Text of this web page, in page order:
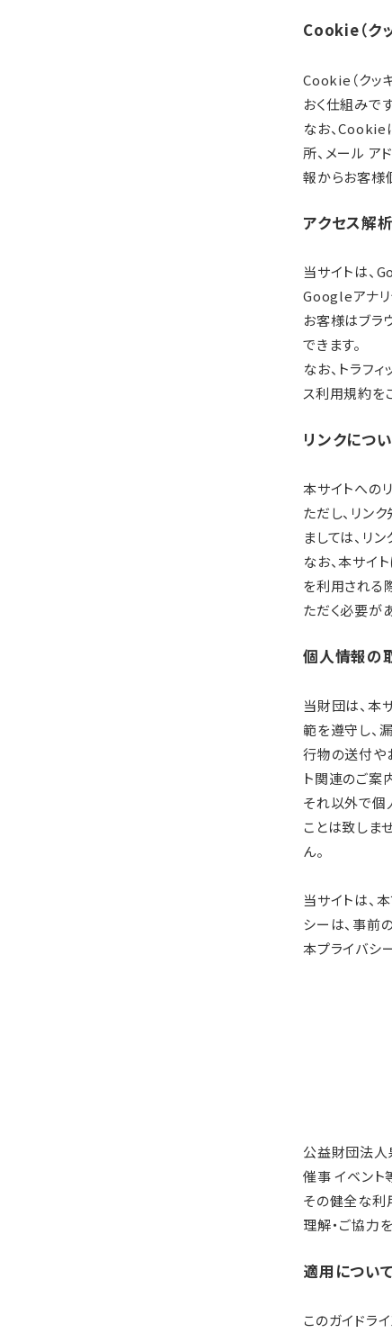
Cookie（ク
Cookie（クッ
おく仕組みです
なお、Cookie
所、メール ア
報からお客様
アクセス解
当サイトは、
Googleアナリ
お客様はブラ
できます。
なお、トラフ
ス利用規約を
リンクにつ
本サイトへの
ただし、リン
ましては、リ
なお、本サイ
を利用される
ただく必要が
個人情報の
当財団は、本
範を遵守し、
行物の送付や
ト関連のご案
それ以外で個
ことは致しま
ん。
当サイトは、
シーは、事前
本プライバシ
公益財団法人
催事 イベント
その健全な利
理解・ご協力
適用について
このガイドラ